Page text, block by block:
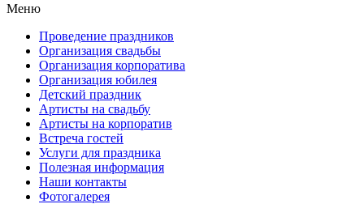
Меню
Проведение праздников
Организация свадьбы
Организация корпоратива
Организация юбилея
Детский праздник
Артисты на свадьбу
Артисты на корпоратив
Встреча гостей
Услуги для праздника
Полезная информация
Наши контакты
Фотогалерея